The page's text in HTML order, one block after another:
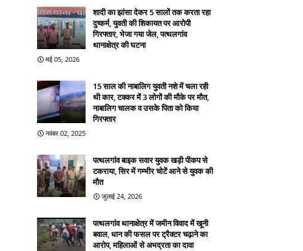
शादी का झांसा देकर 5 सालों तक करता रहा
दुष्कर्म, युवती की शिकायत पर आरोपी
गिरफ्तार, भेजा गया जेल, पत्थलगांव
थानाक्षेत्र की घटना
मई 05, 2026
15 साल की नाबालिग युवती नशे में चला रही
थी कार, टक्कर में 3 लोगों की मौके पर मौत,
नाबालिग चालक व उसके पिता को किया
गिरफ्तार
नवंबर 02, 2025
पत्थलगांव बाइक सवार युवक खड़ी पीकप से
टकराया, सिर में गम्भीर चोटें आने से युवक की
मौत
जुलाई 24, 2026
पत्थलगांव थानाक्षेत्र में जमीन विवाद में खूनी
बवाल, धान की फसल पर ट्रैक्टर चढ़ाने का
आरोप, महिलाओं से अभद्रता का दावा